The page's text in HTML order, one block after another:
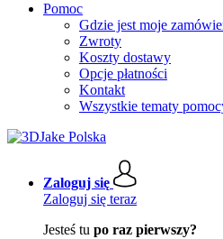
Pomoc
Gdzie jest moje
Zwroty
Koszty dostawy
Opcje płatności
Kontakt
Wszystkie tematy
Zaloguj się
Zaloguj się teraz
Jesteś tu po raz pierwszy?